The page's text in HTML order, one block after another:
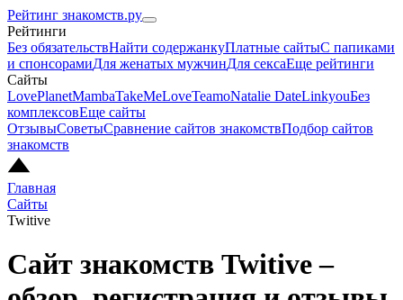
Рейтинг знакомств.ру
Рейтинги
Без обязательствНайти содержанкуПлатные сайтыС папиками
и спонсорамиДля женатых мужчинДля сексаЕще рейтинги
Сайты
LovePlanetMambaTakeMeLoveTeamoNatalie DateLinkyouБез
комплексовЕще сайты
ОтзывыСоветыСравнение сайтов знакомствПодбор сайтов
знакомств
Главная
Сайты
Twitive
Сайт знакомств Twitive –